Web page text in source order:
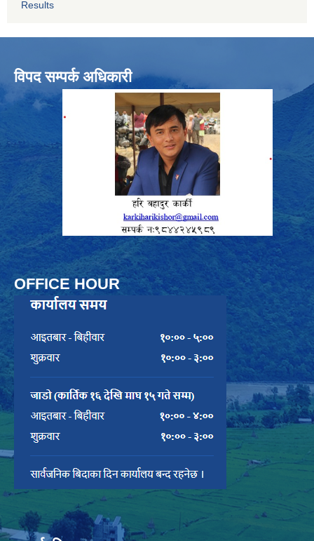
Results
विपद सम्पर्क अधिकारी
OFFICE HOUR